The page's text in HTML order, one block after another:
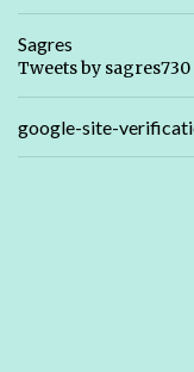
Sagres
Tweets by sagres730
google-site-